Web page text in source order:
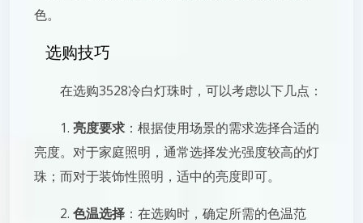
色。
选购技巧
在选购3528冷白灯珠时，可以考虑以下几点：
1. 亮度要求 ：根据使用场景的需求选择合适的
亮度。对于家庭照明，通常选择发光强度较高的灯
珠；而对于装饰性照明，适中的亮度即可。
2. 色温选择 ：在选购时，确定所需的色温范